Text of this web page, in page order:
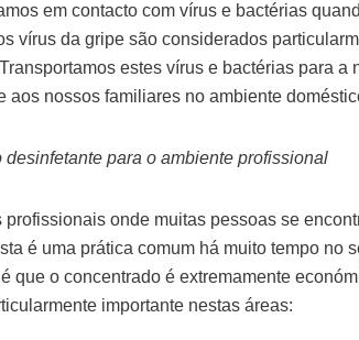
em contacto com vírus e bactérias
vírus da gripe são considerados
estes vírus e bactérias para
aos nossos familiares no ambiente
desinfetante para o ambiente profissional
profissionais onde muitas pessoas se
é uma prática comum há muito tempo no
que o concentrado é extremamente
importante nestas áreas: